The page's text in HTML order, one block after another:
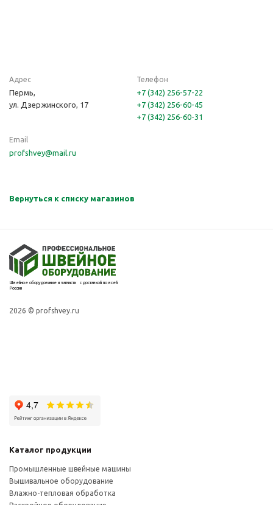
Адрес
Пермь,
ул. Дзержинского, 17
Телефон
+7 (342) 256-57-22
+7 (342) 256-60-45
+7 (342) 256-60-31
Email
profshvey@mail.ru
Вернуться к списку магазинов
Швейное оборудование и запчасти с доставкой по всей
России
2026 © profshvey.ru
Каталог продукции
Промышленные швейные машины
Вышивальное оборудование
Влажно-тепловая обработка